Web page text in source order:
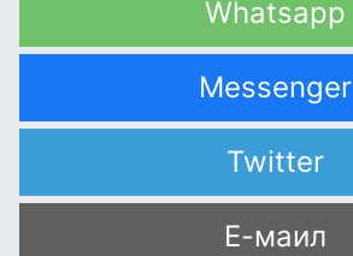
Whatsapp
Messenger
Twitter
Е-маил